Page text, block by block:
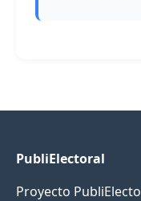
PubliElectoral
Proyecto